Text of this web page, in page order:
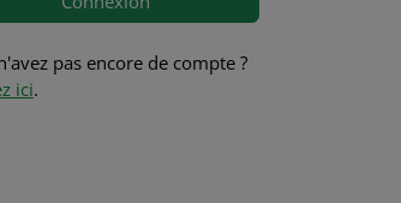
pas encore de compte ?
ici.